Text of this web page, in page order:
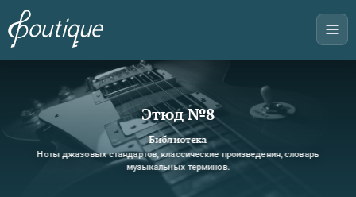
Этюд №8
Библиотека
Ноты джазовых стандартов, классические произведения, словарь
музыкальных терминов.